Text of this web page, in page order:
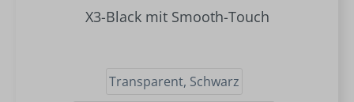
X3-Black mit Smooth-Touch
Transparent, Schwarz